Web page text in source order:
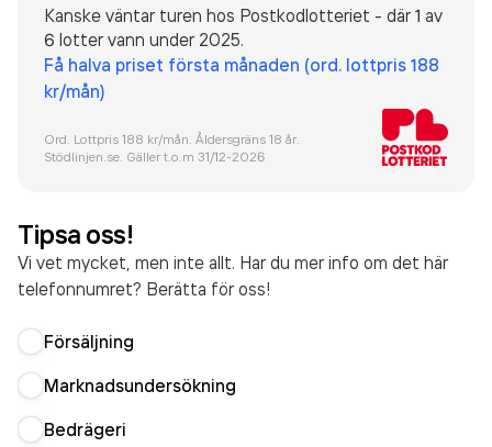
Kanske väntar turen hos Postkodlotteriet - där 1 av
6 lotter vann under 2025.
Få halva priset första månaden (ord. lottpris 188
kr/mån)
Ord. Lottpris 188 kr/mån. Åldersgräns 18 år.
Stödlinjen.se. Gäller t.o.m 31/12-2026
Tipsa oss!
Vi vet mycket, men inte allt. Har du mer info om det här
telefonnumret? Berätta för oss!
Försäljning
Marknadsundersökning
Bedrägeri